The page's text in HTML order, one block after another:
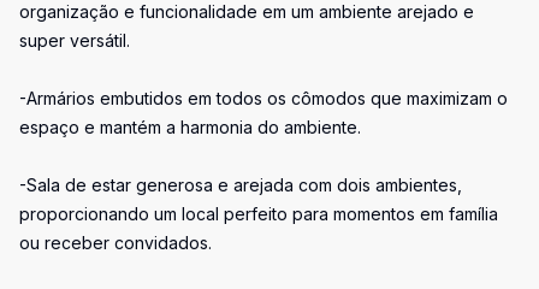
organização e funcionalidade em um ambiente arejado e
super versátil.
-Armários embutidos em todos os cômodos que maximizam o
espaço e mantém a harmonia do ambiente.
-Sala de estar generosa e arejada com dois ambientes,
proporcionando um local perfeito para momentos em família
ou receber convidados.